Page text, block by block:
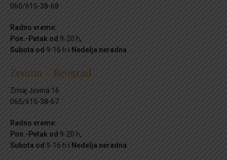
060/615-38-68
Radno vreme:
Pon.-Petak od 9-20 h,
Subota od 9-16 h i Nedelja neradna
Zemun – Beograd
Zmaj Jovina 16
065/615-38-67
Radno vreme:
Pon.-Petak od 9-20 h,
Subota od 9-16 h i Nedelja neradna